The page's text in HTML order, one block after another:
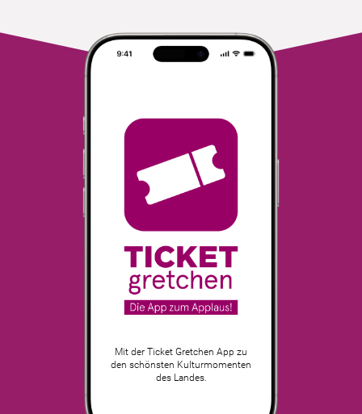
Mit der Ticket Gretchen App zu
den schönsten Kulturmomenten
des Landes.